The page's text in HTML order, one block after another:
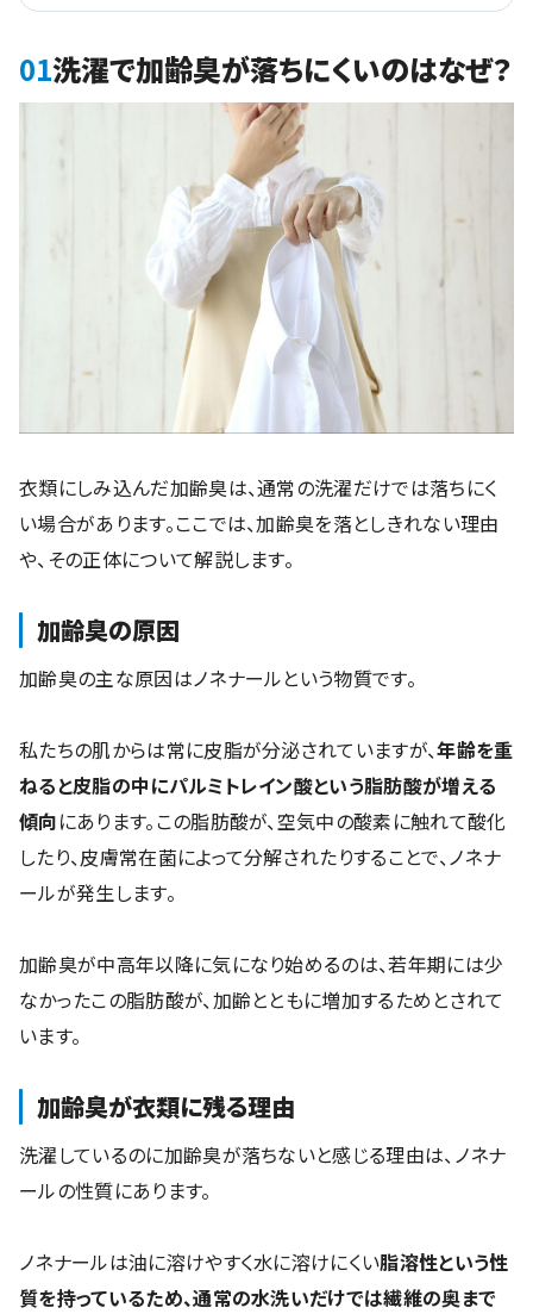
01洗濯で加齢臭が落ちにくいのはなぜ？
衣類にしみ込んだ加齢臭は、通常の洗濯だけでは落ちにく
い場合があります。ここでは、加齢臭を落としきれない理由
や、その正体について解説します。
加齢臭の原因
加齢臭の主な原因はノネナールという物質です。
私たちの肌からは常に皮脂が分泌されていますが、年齢を重
ねると皮脂の中にパルミトレイン酸という脂肪酸が増える
傾向にあります。この脂肪酸が、空気中の酸素に触れて酸化
したり、皮膚常在菌によって分解されたりすることで、ノネナ
ールが発生します。
加齢臭が中高年以降に気になり始めるのは、若年期には少
なかったこの脂肪酸が、加齢とともに増加するためとされて
います。
加齢臭が衣類に残る理由
洗濯しているのに加齢臭が落ちないと感じる理由は、ノネナ
ールの性質にあります。
ノネナールは油に溶けやすく水に溶けにくい脂溶性という性
質を持っているため、通常の水洗いだけでは繊維の奥まで